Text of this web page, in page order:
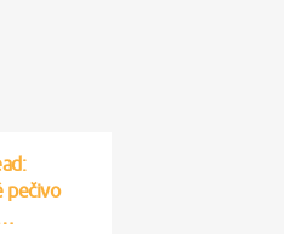
pečivo